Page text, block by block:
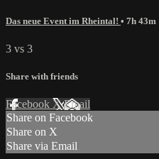
Das neue Event im Rheintal! • 7h 43m
3 vs 3
Share with friends
Facebook XEmail
Share on Facebook
Share on X
Share via Email